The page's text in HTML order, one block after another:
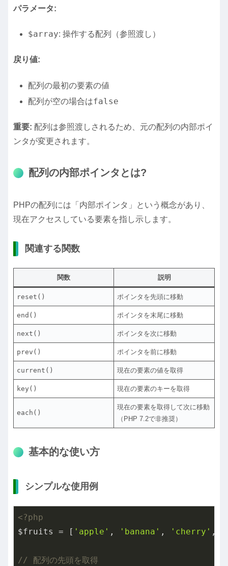
パラメータ:
$array: 操作する配列（参照渡し）
戻り値:
配列の最初の要素の値
配列が空の場合はfalse
重要: 配列は参照渡しされるため、元の配列の内部ポイ
ンタが変更されます。
配列の内部ポインタとは?
PHPの配列には「内部ポインタ」という概念があり、
現在アクセスしている要素を指し示します。
関連する関数
関数 説明
reset() ポインタを先頭に移動
end() ポインタを末尾に移動
next() ポインタを次に移動
prev() ポインタを前に移動
current() 現在の要素の値を取得
key() 現在の要素のキーを取得
each()
現在の要素を取得して次に移動
（PHP 7.2で非推奨）
基本的な使い方
シンプルな使用例
<?php
$fruits = [ 'apple' , 'banana' , 'cherry' ,
// 配列の先頭を取得